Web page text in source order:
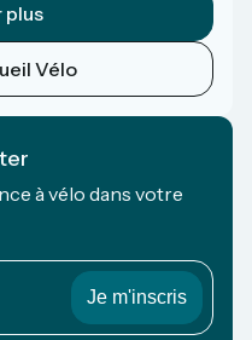
plus
Vélo
à vélo dans votre